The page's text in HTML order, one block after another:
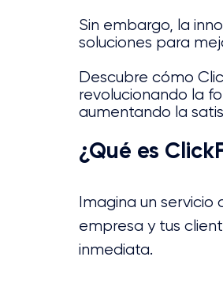
Sin embargo, la
soluciones para
Descubre cómo
revolucionando la
aumentando la
¿Qué es
Imagina un
empresa y tus
inmediata.